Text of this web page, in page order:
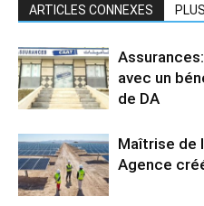
ARTICLES CONNEXES
avec un
de DA
Maîtrise de
Agence